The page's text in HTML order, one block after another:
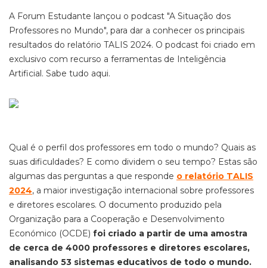
A Forum Estudante lançou o podcast "A Situação dos
Professores no Mundo", para dar a conhecer os principais
resultados do relatório TALIS 2024. O podcast foi criado em
exclusivo com recurso a ferramentas de Inteligência
Artificial. Sabe tudo aqui.
Qual é o perfil dos professores em todo o mundo? Quais as
suas dificuldades? E como dividem o seu tempo? Estas são
algumas das perguntas a que responde o relatório TALIS
2024, a maior investigação internacional sobre professores
e diretores escolares. O documento produzido pela
Organização para a Cooperação e Desenvolvimento
Económico (OCDE) foi criado a partir de uma amostra
de cerca de 4000 professores e diretores escolares,
analisando 53 sistemas educativos de todo o mundo.